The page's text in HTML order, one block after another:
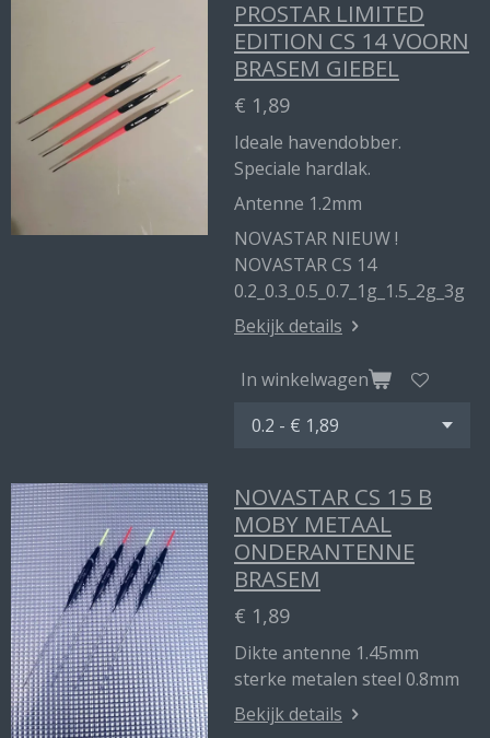
PROSTAR LIMITED
EDITION CS 14 VOORN
BRASEM GIEBEL
€ 1,89
Ideale havendobber.
Speciale hardlak.
Antenne 1.2mm
NOVASTAR NIEUW !
NOVASTAR CS 14
0.2_0.3_0.5_0.7_1g_1.5_2g_3g
Bekijk details
In winkelwagen
NOVASTAR CS 15 B
MOBY METAAL
ONDERANTENNE
BRASEM
€ 1,89
Dikte antenne 1.45mm
sterke metalen steel 0.8mm
Bekijk details